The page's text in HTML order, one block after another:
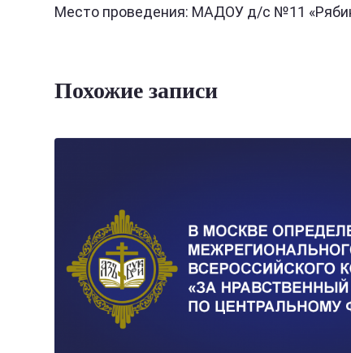
Место проведения: МАДОУ д/с №11
Похожие записи